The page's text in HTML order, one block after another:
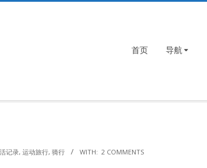
首页 导航
记录, 运动旅行, 骑行 WITH: 2 COMMENTS